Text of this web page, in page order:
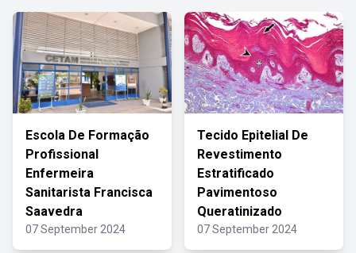
Escola De Formação
Profissional
Enfermeira
Sanitarista Francisca
Saavedra
07 September 2024
Tecido Epitelial De
Revestimento
Estratificado
Pavimentoso
Queratinizado
07 September 2024